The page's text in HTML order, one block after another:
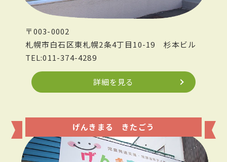
〒003-0002
札幌市白石区東札幌2条4丁目10-19 杉本ビル
TEL:011-374-4289
詳細を見る
げんきまる きたごう